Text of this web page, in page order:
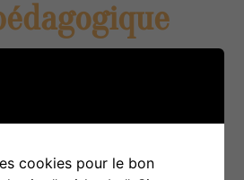
2025
malette vise à sensibiliser
les parents et les éducateurs
poux de tête, en proposant
cookies pour le bon